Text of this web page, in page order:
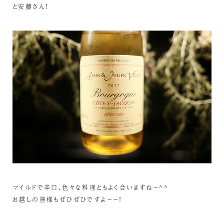
と安藤さん！
マイルドで辛口、色々な料理ともよく合いますね～^^
お越しの皆様もぜひぜひですよ～～！